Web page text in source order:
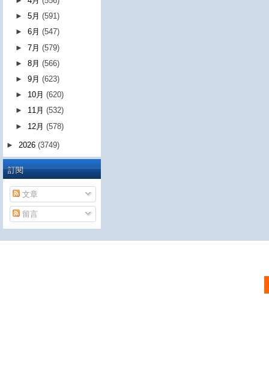
►5月(591)
►6月(547)
►7月(579)
►8月(566)
►9月(623)
► 10月(620)
► 11月(532)
► 12月(578)
► 2026 (3749)
訂閱
文章
留言